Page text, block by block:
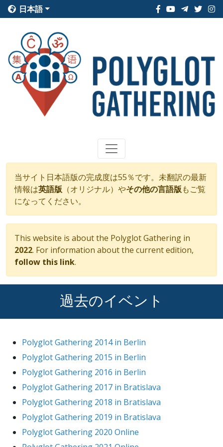
日本語
当サイト日本語版の完成度は55％です。未翻訳の最新
情報は英語版 （オリジナル）やその他の言語版もご覧
になってください。
This website is about the Polyglot Gathering in
2022. For information about the current edition,
follow this link.
過去のイベント
Polyglot Gathering 2014 in Berlin
Polyglot Gathering 2015 in Berlin
Polyglot Gathering 2016 in Berlin
Polyglot Gathering 2017 in Bratislava
Polyglot Gathering 2018 in Bratislava
Polyglot Gathering 2019 in Bratislava
Polyglot Gathering 2020 Online